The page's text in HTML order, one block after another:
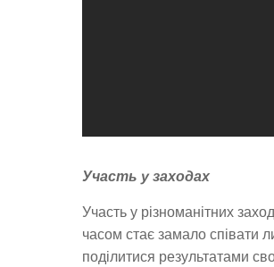
Участь у заходах
Участь у різноманітних
часом стає замало співати
поділитися результатами